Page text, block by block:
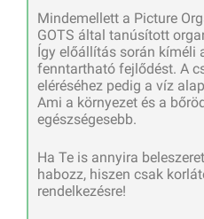
Mindemellett a Picture
GOTS által tanúsított
Így előállítás során kíméli
fenntartható fejlődést. A
eléréséhez pedig a víz
Ami a környezet és a
egészségesebb.
Ha Te is annyira
habozz, hiszen csak
rendelkezésre!